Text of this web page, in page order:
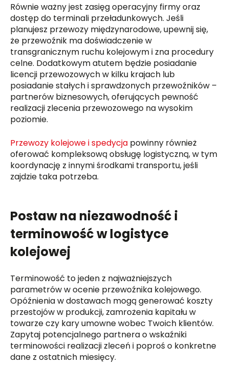
Równie ważny jest zasięg operacyjny firmy oraz
dostęp do terminali przeładunkowych. Jeśli
planujesz przewozy międzynarodowe, upewnij się,
że przewoźnik ma doświadczenie w
transgranicznym ruchu kolejowym i zna procedury
celne. Dodatkowym atutem będzie posiadanie
licencji przewozowych w kilku krajach lub
posiadanie stałych i sprawdzonych przewoźników –
partnerów biznesowych, oferujących pewność
realizacji zlecenia przewozowego na wysokim
poziomie.
Przewozy kolejowe i spedycja powinny również
oferować kompleksową obsługę logistyczną, w tym
koordynację z innymi środkami transportu, jeśli
zajdzie taka potrzeba.
Postaw na niezawodność i
terminowość w logistyce
kolejowej
Terminowość to jeden z najważniejszych
parametrów w ocenie przewoźnika kolejowego.
Opóźnienia w dostawach mogą generować koszty
przestojów w produkcji, zamrożenia kapitału w
towarze czy kary umowne wobec Twoich klientów.
Zapytaj potencjalnego partnera o wskaźniki
terminowości realizacji zleceń i poproś o konkretne
dane z ostatnich miesięcy.